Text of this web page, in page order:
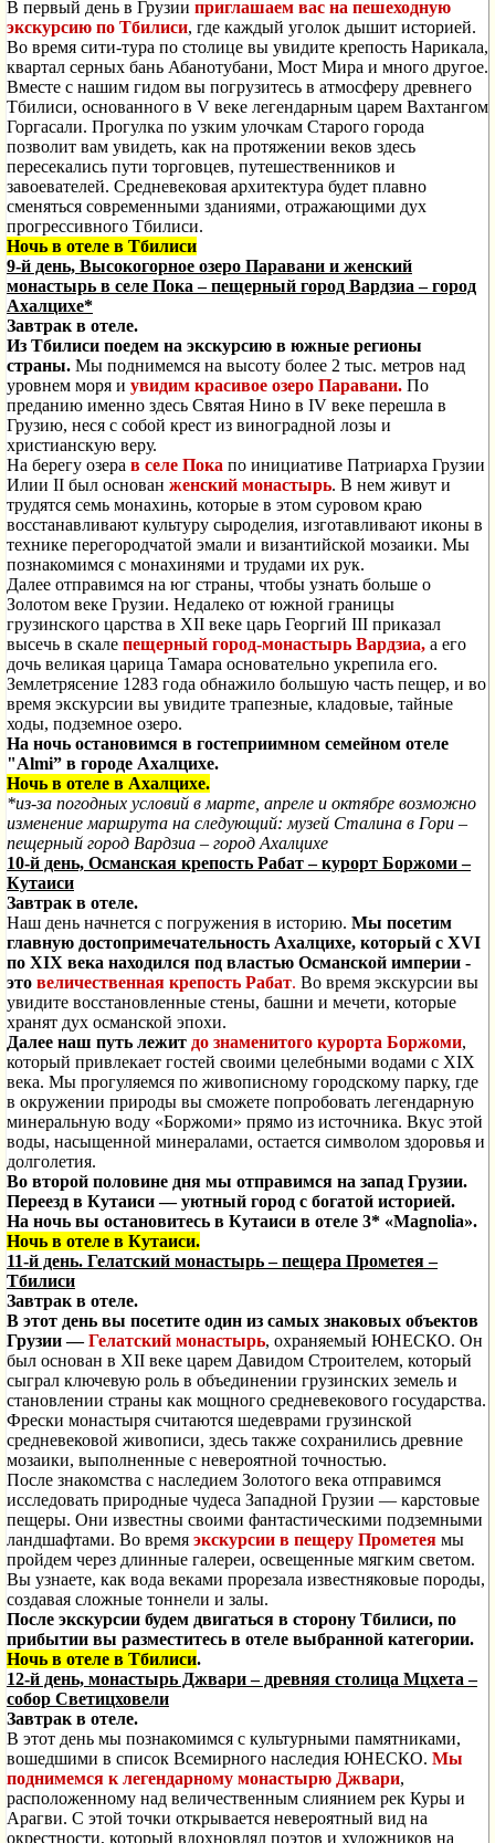
В первый день в Грузии приглашаем вас на пешеходную
экскурсию по Тбилиси, где каждый уголок дышит историей.
Во время сити-тура по столице вы увидите крепость Нарикала,
квартал серных бань Абанотубани, Мост Мира и много другое.
Вместе с нашим гидом вы погрузитесь в атмосферу древнего
Тбилиси, основанного в V веке легендарным царем Вахтангом
Горгасали. Прогулка по узким улочкам Старого города
позволит вам увидеть, как на протяжении веков здесь
пересекались пути торговцев, путешественников и
завоевателей. Средневековая архитектура будет плавно
сменяться современными зданиями, отражающими дух
прогрессивного Тбилиси.
Ночь в отеле в Тбилиси
9-й день, Высокогорное озеро Паравани и женский
монастырь в селе Пока – пещерный город Вардзиа – город
Ахалцихе*
Завтрак в отеле.
Из Тбилиси поедем на экскурсию в южные регионы
страны. Мы поднимемся на высоту более 2 тыс. метров над
уровнем моря и увидим красивое озеро Паравани. По
преданию именно здесь Святая Нино в IV веке перешла в
Грузию, неся с собой крест из виноградной лозы и
христианскую веру.
На берегу озера в селе Пока по инициативе Патриарха Грузии
Илии II был основан женский монастырь. В нем живут и
трудятся семь монахинь, которые в этом суровом краю
восстанавливают культуру сыроделия, изготавливают иконы в
технике перегородчатой эмали и византийской мозаики. Мы
познакомимся с монахинями и трудами их рук.
Далее отправимся на юг страны, чтобы узнать больше о
Золотом веке Грузии. Недалеко от южной границы
грузинского царства в XII веке царь Георгий III приказал
высечь в скале пещерный город-монастырь Вардзиа, а его
дочь великая царица Тамара основательно укрепила его.
Землетрясение 1283 года обнажило большую часть пещер, и во
время экскурсии вы увидите трапезные, кладовые, тайные
ходы, подземное озеро.
На ночь остановимся в гостеприимном семейном отеле
"Almi” в городе Ахалцихе.
Ночь в отеле в Ахалцихе.
*из-за погодных условий в марте, апреле и октябре возможно
изменение маршрута на следующий: музей Сталина в Гори –
пещерный город Вардзиа – город Ахалцихе
10-й день, Османская крепость Рабат – курорт Боржоми –
Кутаиси
Завтрак в отеле.
Наш день начнется с погружения в историю. Мы посетим
главную достопримечательность Ахалцихе, который с XVI
по XIX века находился под властью Османской империи -
это величественная крепость Рабат. Во время экскурсии вы
увидите восстановленные стены, башни и мечети, которые
хранят дух османской эпохи.
Далее наш путь лежит до знаменитого курорта Боржоми,
который привлекает гостей своими целебными водами с XIX
века. Мы прогуляемся по живописному городскому парку, где
в окружении природы вы сможете попробовать легендарную
минеральную воду «Боржоми» прямо из источника. Вкус этой
воды, насыщенной минералами, остается символом здоровья и
долголетия.
Во второй половине дня мы отправимся на запад Грузии.
Переезд в Кутаиси — уютный город с богатой историей.
На ночь вы остановитесь в Кутаиси в отеле 3* «Magnolia».
Ночь в отеле в Кутаиси.
11-й день. Гелатский монастырь – пещера Прометея –
Тбилиси
Завтрак в отеле.
В этот день вы посетите один из самых знаковых объектов
Грузии —Гелатский монастырь, охраняемый ЮНЕСКО. Он
был основан в XII веке царем Давидом Строителем, который
сыграл ключевую роль в объединении грузинских земель и
становлении страны как мощного средневекового государства.
Фрески монастыря считаются шедеврами грузинской
средневековой живописи, здесь также сохранились древние
мозаики, выполненные с невероятной точностью.
После знакомства с наследием Золотого века отправимся
исследовать природные чудеса Западной Грузии — карстовые
пещеры. Они известны своими фантастическими подземными
ландшафтами. Во время экскурсии в пещеру Прометея мы
пройдем через длинные галереи, освещенные мягким светом.
Вы узнаете, как вода веками прорезала известняковые породы,
создавая сложные тоннели и залы.
После экскурсии будем двигаться в сторону Тбилиси, по
прибытии вы разместитесь в отеле выбранной категории.
Ночь в отеле в Тбилиси.
12-й день, монастырь Джвари – древняя столица Мцхета –
собор Светицховели
Завтрак в отеле.
В этот день мы познакомимся с культурными памятниками,
вошедшими в список Всемирного наследия ЮНЕСКО. Мы
поднимемся к легендарному монастырю Джвари,
расположенному над величественным слиянием рек Куры и
Арагви. С этой точки открывается невероятный вид на
окрестности, который вдохновлял поэтов и художников на